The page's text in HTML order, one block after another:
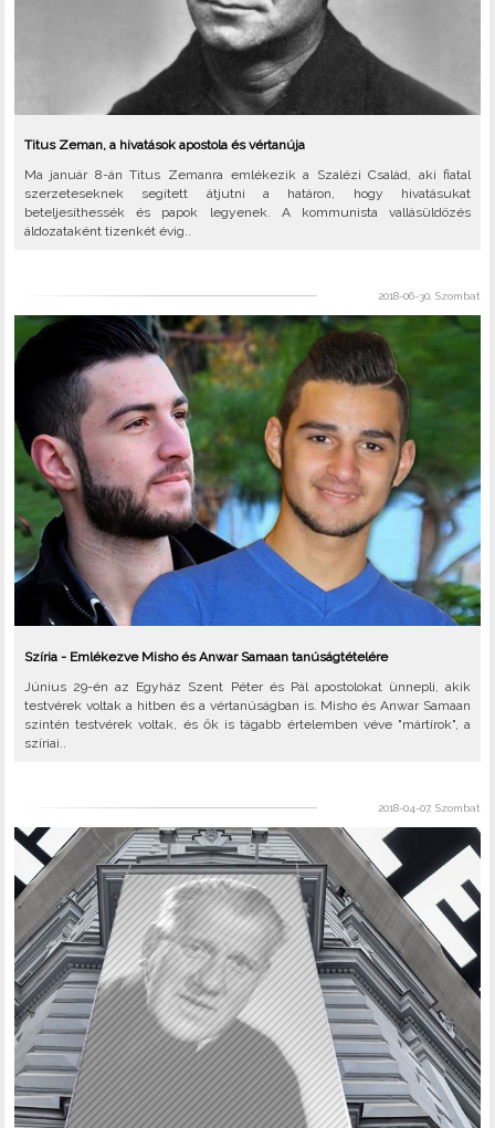
Titus Zeman, a hivatások apostola és vértanúja
Ma január 8-án Titus Zemanra emlékezik a Szalézi Család, aki fiatal
szerzeteseknek segített átjutni a határon, hogy hivatásukat
beteljesíthessék és papok legyenek. A kommunista vallásüldözés
áldozataként tizenkét évig..
2018-06-30, Szombat
Szíria - Emlékezve Misho és Anwar Samaan tanúságtételére
Június 29-én az Egyház Szent Péter és Pál apostolokat ünnepli, akik
testvérek voltak a hitben és a vértanúságban is. Misho és Anwar Samaan
szintén testvérek voltak, és ők is tágabb értelemben véve "mártírok", a
szíriai..
2018-04-07, Szombat